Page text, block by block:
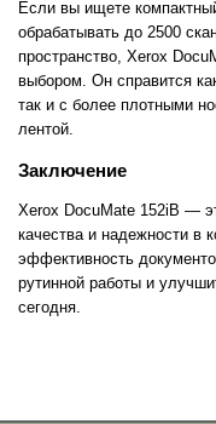
Если вы ищете
обрабатывать до 2500
пространство, Xerox
выбором. Он справится
так и с более плотными
лентой.
Заключение
Xerox DocuMate 152iB —
качества и надежности в
эффективность
рутинной работы и
сегодня.